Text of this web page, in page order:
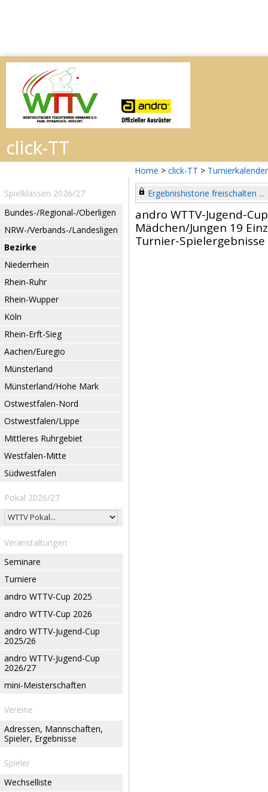
Home > click-TT > Turnierkalender
Spielklassen 2026/27
Bundes-/Regional-/Oberligen
NRW-/Verbands-/Landesligen
Bezirke
Niederrhein
Rhein-Ruhr
Rhein-Wupper
Köln
Rhein-Erft-Sieg
Aachen/Euregio
Münsterland
Münsterland/Hohe Mark
Ostwestfalen-Nord
Ostwestfalen/Lippe
Mittleres Ruhrgebiet
Westfalen-Mitte
Südwestfalen
Pokal 2026/27
Veranstaltungen
Seminare
Turniere
andro WTTV-Cup 2025
andro WTTV-Cup 2026
andro WTTV-Jugend-Cup
2025/26
andro WTTV-Jugend-Cup
2026/27
mini-Meisterschaften
Vereine
Adressen, Mannschaften,
Spieler, Ergebnisse
Spieler
Wechselliste
Ergebnishistorie freischalten ...
andro WTTV-Jugend-
Mädchen/Jungen 19
Turnier-Spielergebnisse